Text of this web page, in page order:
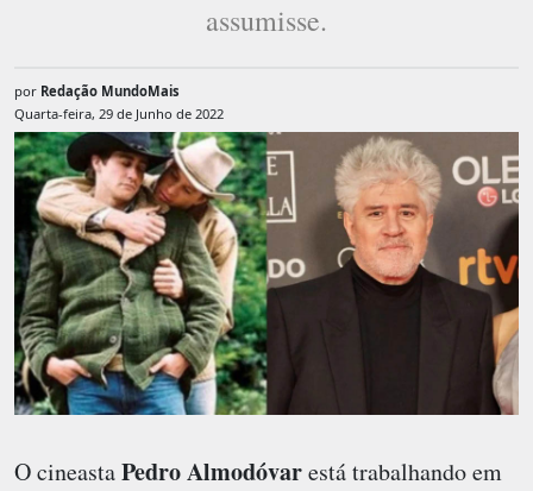
assumisse.
por Redação MundoMais
Quarta-feira, 29 de Junho de 2022
O cineastaPedro Almodóvarestá trabalhando em